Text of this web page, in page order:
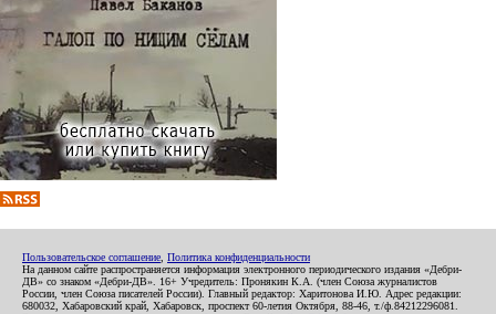
Пользовательское соглашение Политика конфиденциальности
На данном сайте распространяется информация электронного периодического издания «Дебри-
ДВ» со знаком «Дебри-ДВ». 16+ Учредитель: Пронякин К.А. (член Союза журналистов
России, член Союза писателей России). Главный редактор: Харитонова И.Ю. Адрес редакции:
680032, Хабаровский край, Хабаровск, проспект 60-летия Октября, 88-46, т./ф.84212296081.